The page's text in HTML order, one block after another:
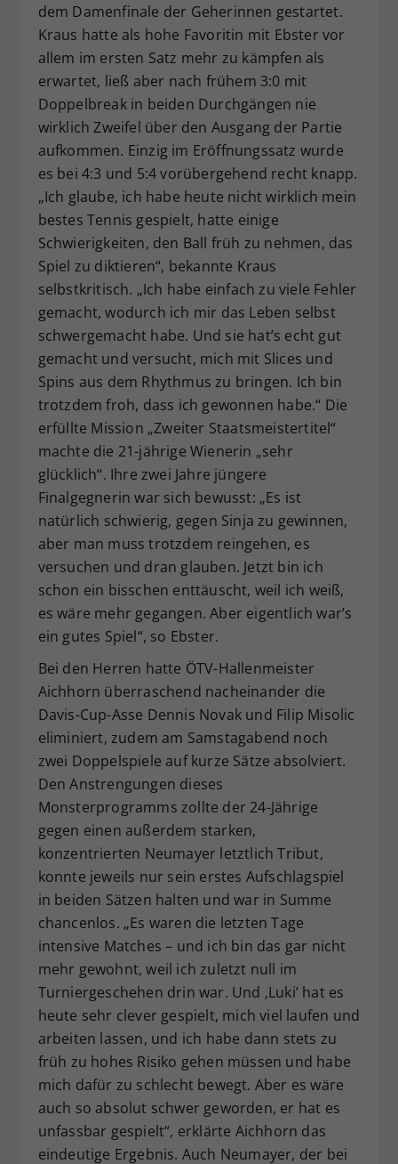
dem Damenfinale der Geherinnen gestartet.
Kraus hatte als hohe Favoritin mit Ebster vor
allem im ersten Satz mehr zu kämpfen als
erwartet, ließ aber nach frühem 3:0 mit
Doppelbreak in beiden Durchgängen nie
wirklich Zweifel über den Ausgang der Partie
aufkommen. Einzig im Eröffnungssatz wurde
es bei 4:3 und 5:4 vorübergehend recht knapp.
„Ich glaube, ich habe heute nicht wirklich mein
bestes Tennis gespielt, hatte einige
Schwierigkeiten, den Ball früh zu nehmen, das
Spiel zu diktieren“, bekannte Kraus
selbstkritisch. „Ich habe einfach zu viele Fehler
gemacht, wodurch ich mir das Leben selbst
schwergemacht habe. Und sie hat’s echt gut
gemacht und versucht, mich mit Slices und
Spins aus dem Rhythmus zu bringen. Ich bin
trotzdem froh, dass ich gewonnen habe.“ Die
erfüllte Mission „Zweiter Staatsmeistertitel“
machte die 21-jährige Wienerin „sehr
glücklich“. Ihre zwei Jahre jüngere
Finalgegnerin war sich bewusst: „Es ist
natürlich schwierig, gegen Sinja zu gewinnen,
aber man muss trotzdem reingehen, es
versuchen und dran glauben. Jetzt bin ich
schon ein bisschen enttäuscht, weil ich weiß,
es wäre mehr gegangen. Aber eigentlich war’s
ein gutes Spiel“, so Ebster.
Bei den Herren hatte ÖTV-Hallenmeister
Aichhorn überraschend nacheinander die
Davis-Cup-Asse Dennis Novak und Filip Misolic
eliminiert, zudem am Samstagabend noch
zwei Doppelspiele auf kurze Sätze absolviert.
Den Anstrengungen dieses
Monsterprogramms zollte der 24-Jährige
gegen einen außerdem starken,
konzentrierten Neumayer letztlich Tribut,
konnte jeweils nur sein erstes Aufschlagspiel
in beiden Sätzen halten und war in Summe
chancenlos. „Es waren die letzten Tage
intensive Matches – und ich bin das gar nicht
mehr gewohnt, weil ich zuletzt null im
Turniergeschehen drin war. Und ‚Luki’ hat es
heute sehr clever gespielt, mich viel laufen und
arbeiten lassen, und ich habe dann stets zu
früh zu hohes Risiko gehen müssen und habe
mich dafür zu schlecht bewegt. Aber es wäre
auch so absolut schwer geworden, er hat es
unfassbar gespielt“, erklärte Aichhorn das
eindeutige Ergebnis. Auch Neumayer, der bei